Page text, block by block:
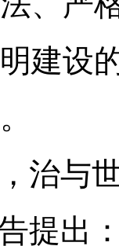
建设
治与
提出